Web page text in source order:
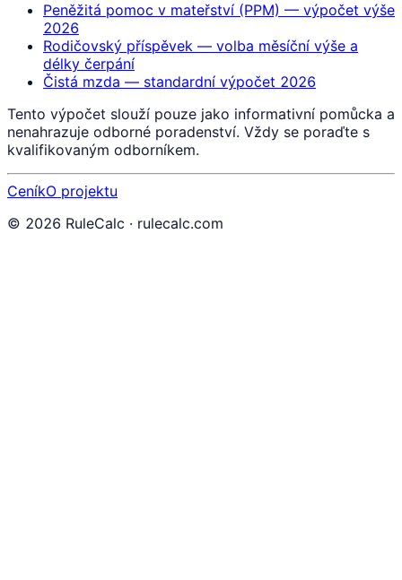
Peněžitá pomoc v mateřství (PPM) — výpočet výše
2026
Rodičovský příspěvek — volba měsíční výše a
délky čerpání
Čistá mzda — standardní výpočet 2026
Tento výpočet slouží pouze jako informativní pomůcka a
nenahrazuje odborné poradenství. Vždy se poraďte s
kvalifikovaným odborníkem.
CeníkO projektu
© 2026 RuleCalc · rulecalc.com